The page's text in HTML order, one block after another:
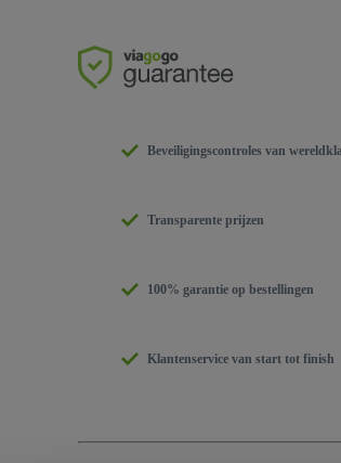
Beveiligingscontroles van
Transparente prijzen
100% garantie op bestellingen
Klantenservice van start tot finish